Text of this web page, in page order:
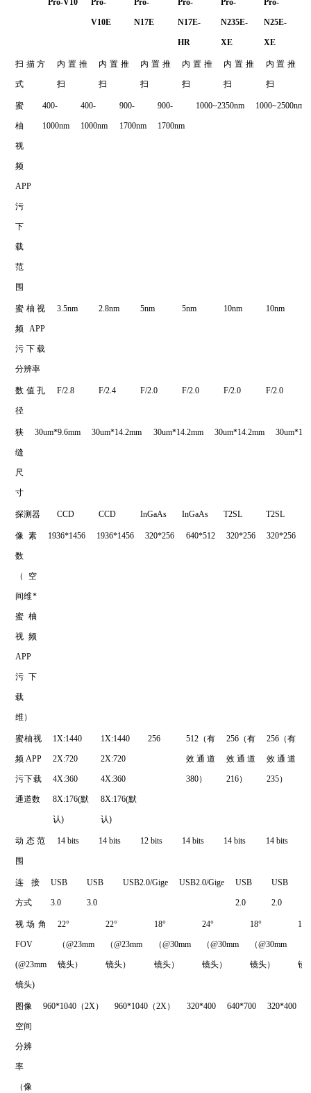
Pro-V10 Pro-
V10E
Pro-
N17E
Pro-
N17E-
HR
Pro-
N235E-
XE
Pro-
N25E-
XE
扫描方
式
内置推
扫
内置推
扫
内置推
扫
内置推
扫
内置推
扫
内置推
扫
蜜
柚
视
频
APP
污
下
载
范
围
400-
1000nm
400-
1000nm
900-
1700nm
900-
1700nm
1000~2350nm 1000~2500nm
蜜柚视
频APP
污下载
分辨率
3.5nm 2.8nm 5nm 5nm 10nm 10nm
数值孔
径
F/2.8 F/2.4 F/2.0 F/2.0 F/2.0 F/2.0
狭
缝
尺
寸
30um*9.6mm 30um*14.2mm 30um*14.2mm 30um*14.2mm
探测器 CCD CCD InGaAs InGaAs T2SL T2SL
像素
数
（空
间维*
蜜柚
视频
APP
污下
载
维）
1936*1456 1936*1456 320*256 640*512 320*256 320*256
蜜柚视
频APP
污下载
通道数
1X:1440
2X:720
4X:360
8X:176(默
认)
1X:1440
2X:720
4X:360
8X:176(默
认)
256 512（有
效通道
380）
256（有
效通道
216）
256（有
效通道
235）
动态范
围
14 bits 14 bits 12 bits 14 bits 14 bits 14 bits
连接
方式
USB
3.0
USB
3.0
USB2.0/Gige USB2.0/Gige USB
2.0
USB
2.0
视场角
FOV
(@23mm
镜头)
22°
（@23mm
镜头）
22°
（@23mm
镜头）
18°
（@30mm
镜头）
24°
（@30mm
镜头）
18°
（@30mm
镜头）
18°
镜
图像
空间
分辨
率
（像
960*1040（2X） 960*1040（2X） 320*400 640*700 320*400